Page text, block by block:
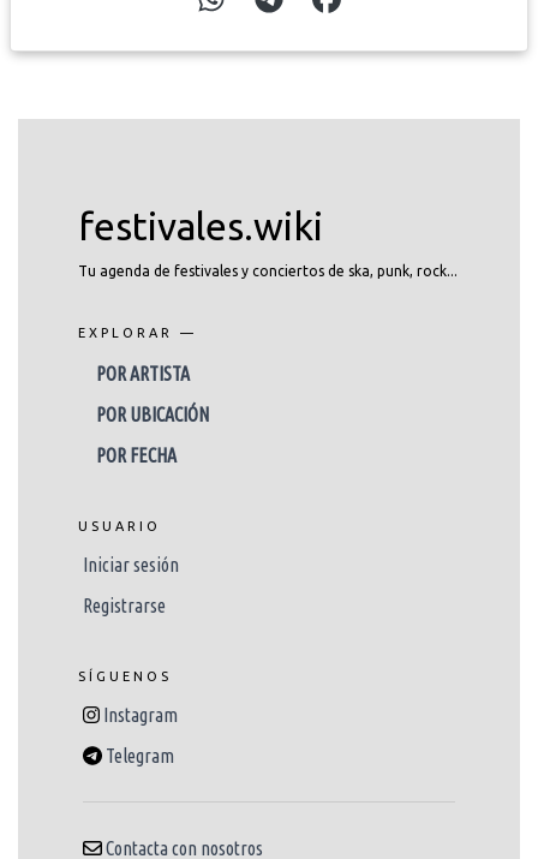
festivales.wiki
Tu agenda de festivales y conciertos de ska, punk, rock...
EXPLORAR —
POR ARTISTA
POR UBICACIÓN
POR FECHA
USUARIO
Iniciar sesión
Registrarse
SÍGUENOS
Instagram
Telegram
Contacta con nosotros